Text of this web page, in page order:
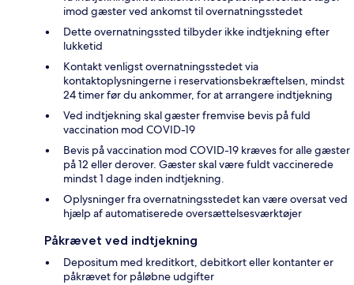
imod gæster ved ankomst til overnatningsstedet
Dette overnatningssted tilbyder ikke indtjekning efter
lukketid
Kontakt venligst overnatningsstedet via
kontaktoplysningerne i reservationsbekræftelsen, mindst
24 timer før du ankommer, for at arrangere indtjekning
Ved indtjekning skal gæster fremvise bevis på fuld
vaccination mod COVID-19
Bevis på vaccination mod COVID-19 kræves for alle gæster
på 12 eller derover. Gæster skal være fuldt vaccinerede
mindst 1 dage inden indtjekning.
Oplysninger fra overnatningsstedet kan være oversat ved
hjælp af automatiserede oversættelsesværktøjer
Påkrævet ved indtjekning
Depositum med kreditkort, debitkort eller kontanter er
påkrævet for påløbne udgifter